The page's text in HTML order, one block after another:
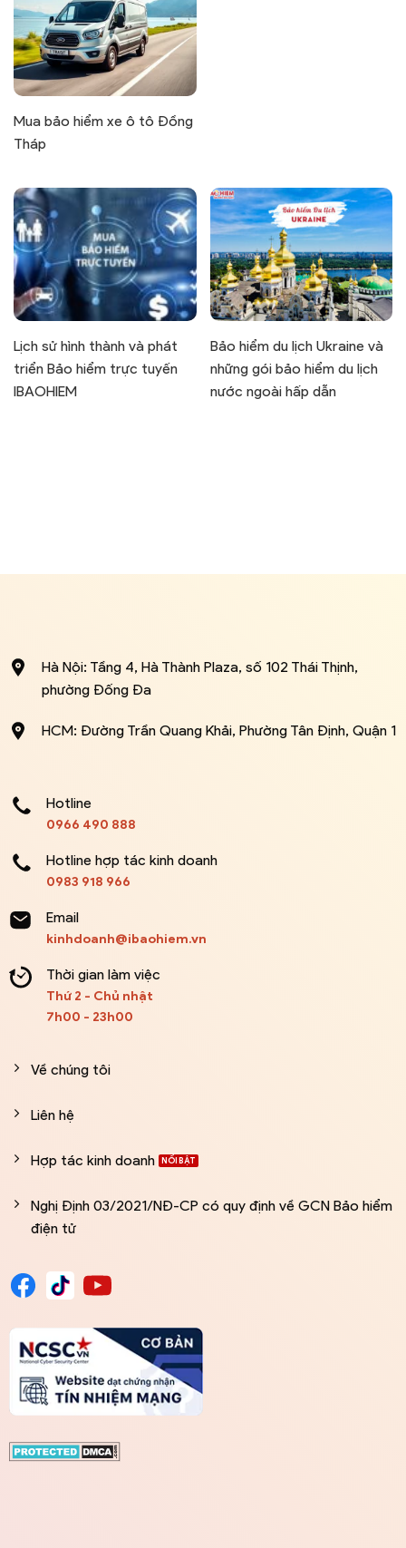
Mua bảo hiểm xe ô tô Đồng
Tháp
Lịch sử hình thành và phát
triển Bảo hiểm trực tuyến
IBAOHIEM
Bảo hiểm du lịch Ukraine và
những gói bảo hiểm du lịch
nước ngoài hấp dẫn
Hà Nội: Tầng 4, Hà Thành Plaza, số 102 Thái Thịnh,
phường Đống Đa
HCM: Đường Trần Quang Khải, Phường Tân Định, Quận 1
Hotline
0966 490 888
Hotline hợp tác kinh doanh
0983 918 966
Email
kinhdoanh@ibaohiem.vn
Thời gian làm việc
Thứ 2 - Chủ nhật
7h00 - 23h00
Về chúng tôi
Liên hệ
Hợp tác kinh doanh
Nghị Định 03/2021/NĐ-CP có quy định về GCN Bảo hiểm
điện tử